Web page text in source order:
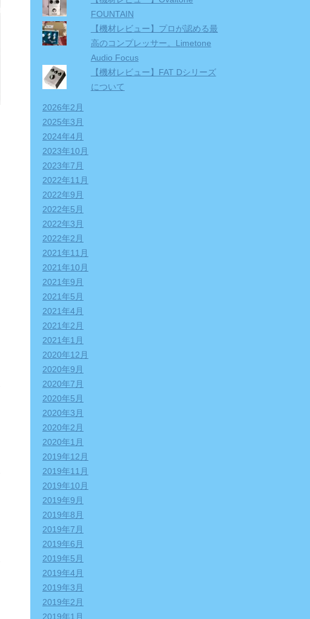
FOUNTAIN
【機材レビュー】プロが認める最
高のコンプレッサー。Limetone
Audio Focus
【機材レビュー】FAT Dシリーズ
について
2026年2月
2025年3月
2024年4月
2023年10月
2023年7月
2022年11月
2022年9月
2022年5月
2022年3月
2022年2月
2021年11月
2021年10月
2021年9月
2021年5月
2021年4月
2021年2月
2021年1月
2020年12月
2020年9月
2020年7月
2020年5月
2020年3月
2020年2月
2020年1月
2019年12月
2019年11月
2019年10月
2019年9月
2019年8月
2019年7月
2019年6月
2019年5月
2019年4月
2019年3月
2019年2月
2019年1月